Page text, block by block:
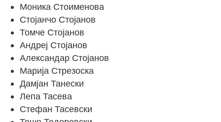
Моника Стоименова
Стојанчо Стојанов
Томче Стојанов
Андреј Стојанов
Александар Стојанов
Марија Стрезоска
Дамјан Танески
Лепа Тасева
Стефан Тасевски